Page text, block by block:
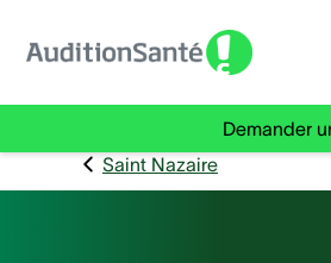
Demander
Saint Nazaire